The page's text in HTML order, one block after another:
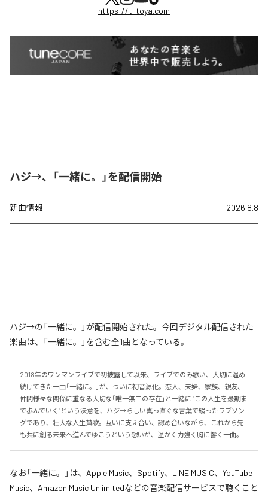
https://t-toya.com
ハジ→、「一緒に。」を配信開始
新曲情報 2026.8.8
ハジ→の「一緒に。」が配信開始された。今回デジタル配信された
楽曲は、「一緒に。」を含む全1曲となっている。
2018年のワンマンライブで初披露して以来、ライブでのみ歌い、大切に温め
続けてきた一曲「一緒に。」が、ついに初音源化。恋人、夫婦、家族、親友、
仲間――様々な関係に重なる大切な「唯一無二の存在」と一緒に “この人生を最期ま
で歩んでいく”という決意を、ハジ→らしい真っ直ぐな言葉で綴ったラブソン
グであり、壮大な人生賛歌。互いに支え合い、認め合いながら、これから先
も共に創る未来へ進んでゆこうという想いが、温かく力強く胸に響く一曲。
なお「一緒に。 」は、 Apple Music、 Spotify、 LINE MUSIC、 YouTube
Music、 Amazon Music Unlimitedなどの音楽配信サービスで聴くこと